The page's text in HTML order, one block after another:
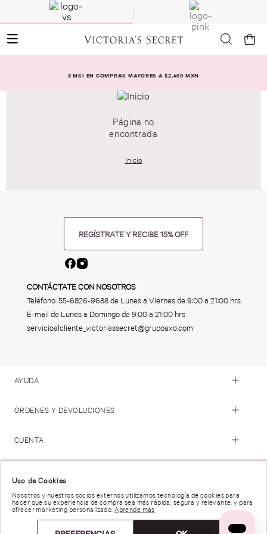
3 MSI EN COMPRAS MAYORES A $2,499 MXN
Uso de Cookies
Nosotros y nuestros socios externos utilizamos tecnología de cookies para
hacer que su experiencia de compra sea más rápida, segura y relevante, y para
ofrecer marketing personalizado. Aprende más
Página no
encontrada
Inicio
REGÍSTRATE Y RECIBE 15% OFF
CONTÁCTATE CON NOSOTROS
Teléfono:55-6826-9688de Lunes a Viernes de 9:00 a 21:00 hrs
E-mail de Lunes a Domingo de 9:00 a 21:00 hrs
servicioalcliente_victoriassecret@grupoaxo.com
AYUDA
ÓRDENES Y DEVOLUCIONES
CUENTA
Términos de Uso |Privacidad y Seguridad |
Derechos de Privacidad |Preferencias de anuncios |